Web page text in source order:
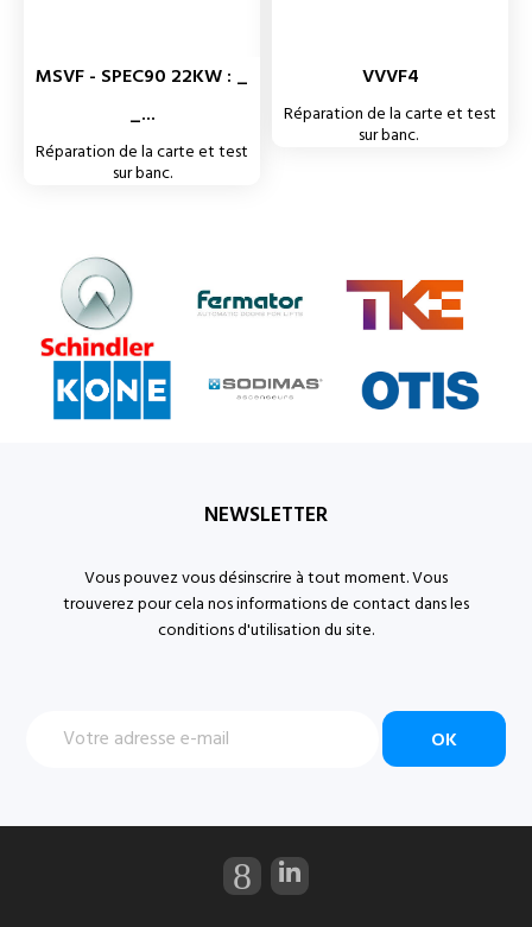
MSVF - SPEC90 22KW : _
_...
Réparation de la carte et test
sur banc.
VVVF4
Réparation de la carte et test
sur banc.
NEWSLETTER
Vous pouvez vous désinscrire à tout moment. Vous
trouverez pour cela nos informations de contact dans les
conditions d'utilisation du site.